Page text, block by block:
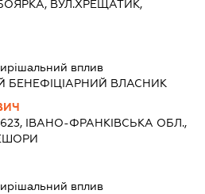
ВУЛ.ХРЕЩАТИК,
вплив
БЕНЕФІЦІАРНИЙ ВЛАСНИК
ІВАНО-ФРАНКІВСЬКА ОБЛ.,
вплив